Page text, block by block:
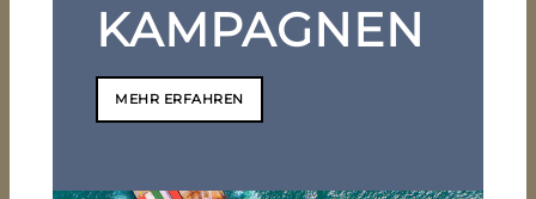
KAMPAGNEN
MEHR ERFAHREN